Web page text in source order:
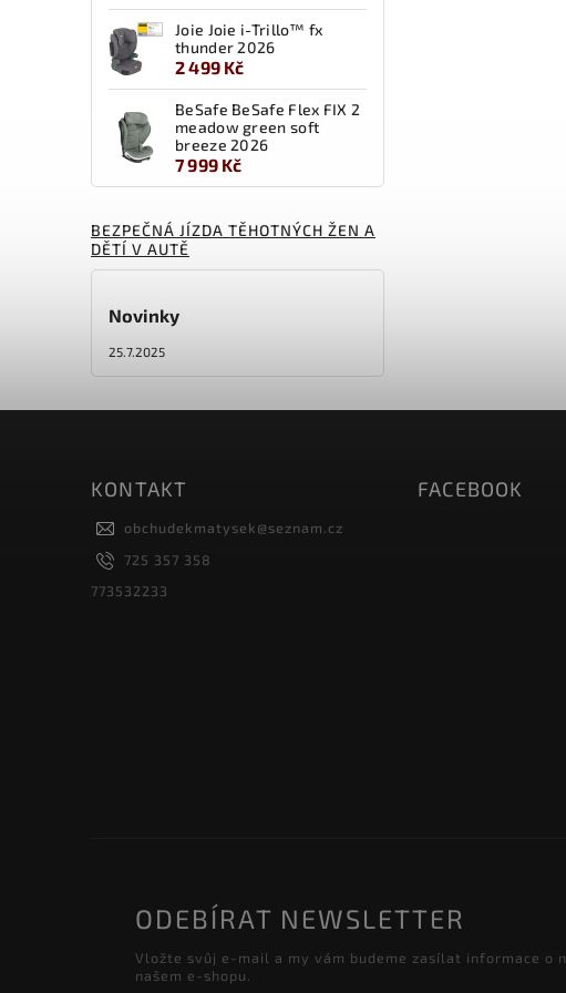
Joie Joie i-Trillo™ fx
thunder 2026
2 499 Kč
BeSafe BeSafe Flex FIX 2
meadow green soft
breeze 2026
7 999 Kč
BEZPEČNÁ JÍZDA TĚHOTNÝCH ŽEN A
DĚTÍ V AUTĚ
Novinky
25.7.2025
KONTAKT
obchudekmatysek@seznam.cz
725 357 358
773532233
FACEBOOK
ODEBÍRAT NEWSLETTER
Vložte svůj e-mail a my vám budeme zasílat informace o
našem e-shopu.